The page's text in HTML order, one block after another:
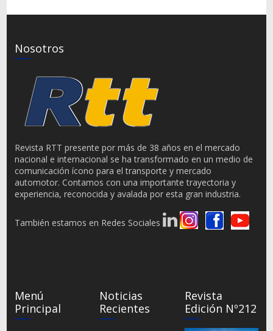
Nosotros
Revista RTT presente por más de 38 años en el mercado
nacional e internacional se ha transformado en un medio de
comunicación ícono para el transporte y mercado
automotor. Contamos con una importante trayectoria y
experiencia, reconocida y avalada por esta gran industria.
También estamos en Redes Sociales
Menú
Principal
Noticias
Recientes
Revista
Edición Nº212